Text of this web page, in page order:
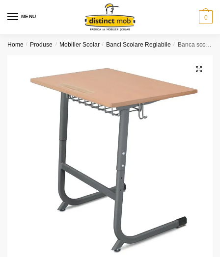
MENU 0
Home / Produse / Mobilier Scolar / Banci Scolare Reglabile / Banca scolara cu inaltime reglabila (model PRI-HPCM)
🔍